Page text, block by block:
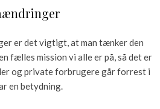
er det vigtigt, at man tænker den
fælles mission vi alle er på, så det er
og private forbrugere går forrest i
en betydning.